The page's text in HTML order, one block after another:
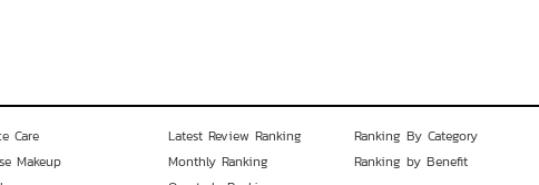
Care
Makeup
Latest Review Ranking
Monthly Ranking
Ranking By Category
Ranking by Benefit